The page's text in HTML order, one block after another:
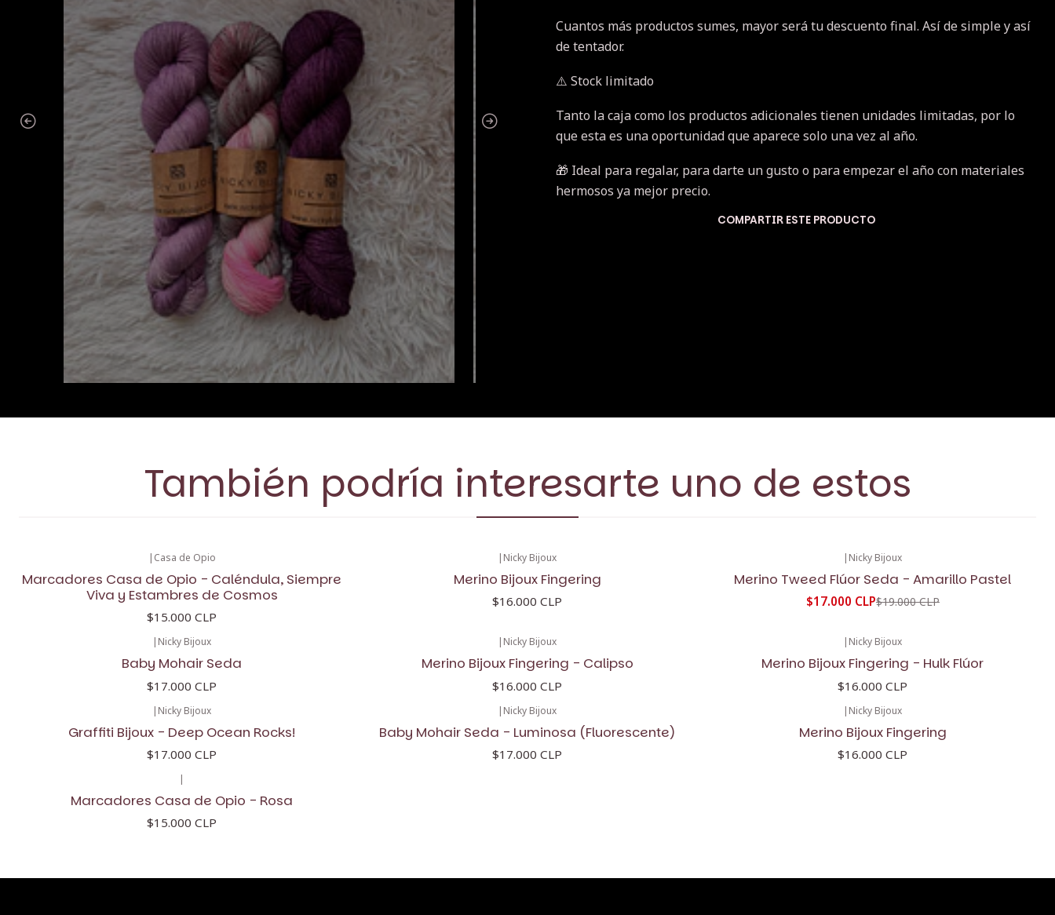
Cuantos más productos sumes, mayor será tu descuento final. Así de simple y así
de tentador.
⚠️ Stock limitado
Tanto la caja como los productos adicionales tienen unidades limitadas, por lo
que esta es una oportunidad que aparece solo una vez al año.
🎁 Ideal para regalar, para darte un gusto o para empezar el año con materiales
hermosos ya mejor precio.
COMPARTIR ESTE PRODUCTO
También podría interesarte uno de estos
| Casa de Opio
Marcadores Casa de Opio - Caléndula, Siempre
Viva y Estambres de Cosmos
$15.000 CLP
| Nicky Bijoux
Merino Bijoux Fingering
$16.000 CLP
| Nicky Bijoux
Merino Tweed Flúor Seda - Amarillo Pastel
$17.000 CLP$19.000 CLP
| Nicky Bijoux
Baby Mohair Seda
$17.000 CLP
| Nicky Bijoux
Merino Bijoux Fingering - Calipso
$16.000 CLP
| Nicky Bijoux
Merino Bijoux Fingering - Hulk Flúor
$16.000 CLP
| Nicky Bijoux
Graffiti Bijoux - Deep Ocean Rocks!
$17.000 CLP
| Nicky Bijoux
Baby Mohair Seda - Luminosa (Fluorescente)
$17.000 CLP
| Nicky Bijoux
Merino Bijoux Fingering
$16.000 CLP
|
Marcadores Casa de Opio - Rosa
$15.000 CLP